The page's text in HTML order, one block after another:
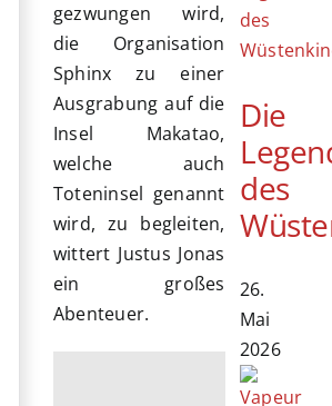
gezwungen wird,
die Organisation
Sphinx zu einer
Ausgrabung auf die
Insel Makatao,
welche auch
Toteninsel genannt
wird, zu begleiten,
wittert Justus Jonas
ein großes
Abenteuer.
Die
des
26.
Mai
2026